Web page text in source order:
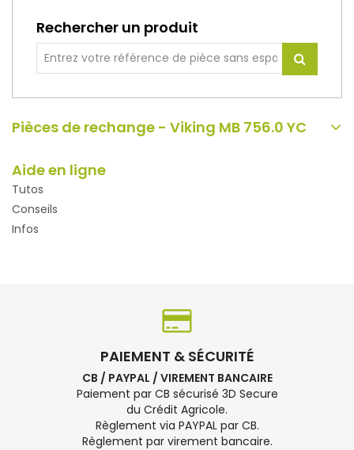
Rechercher un produit
Pièces de rechange - Viking MB 756.0 YC
Aide en ligne
Tutos
Conseils
Infos
PAIEMENT & SÉCURITÉ
CB / PAYPAL / VIREMENT BANCAIRE
Paiement par CB sécurisé 3D Secure
du Crédit Agricole.
Règlement via PAYPAL par CB.
Règlement par virement bancaire.